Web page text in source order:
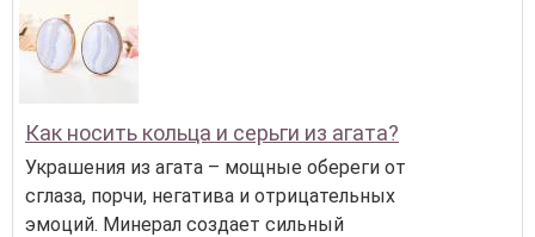
Как носить кольца и серьги из агата?
Украшения из агата – мощные обереги от
сглаза, порчи, негатива и отрицательных
эмоций. Минерал создает сильный